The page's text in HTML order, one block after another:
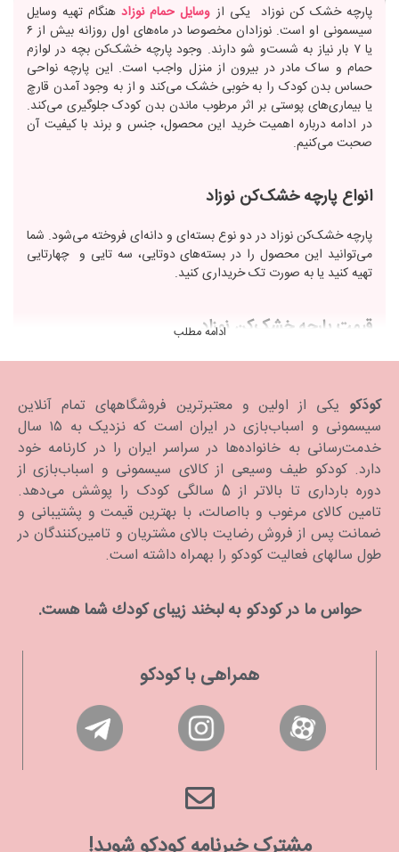
پارچه خشک کن نوزاد یکی از وسایل حمام نوزادهنگام تهیه وسایل
سیسمونی او است. نوزادان مخصوصا در ماه‌های اول روزانه بیش از ۶
یا ۷ بار نیاز به شست‌و شو دارند. وجود پارچه خشک‌کن بچه در لوازم
حمام و ساک مادر در بیرون از منزل واجب است. این پارچه نواحی
حساس بدن کودک را به خوبی خشک می‌کند و از به وجود آمدن قارچ
یا بیماری‌های پوستی بر اثر مرطوب ماندن بدن کودک جلوگیری می‌کند.
در ادامه درباره اهمیت خرید این محصول، جنس و برند با کیفیت آن
صحبت می‌کنیم.
انواع پارچه خشک‌کن نوزاد
پارچه خشک‌کن نوزاد در دو نوع بسته‌ای و دانه‌ای فروخته می‌شود. شما
می‌توانید این محصول را در بسته‌های دوتایی، سه تایی و چهارتایی
تهیه کنید یا به صورت تک خریداری کنید.
قیمت پارچه خشک‌کن نوزاد
قیمت پارچه خشک‌کن نوزاد بستگی به عواملی مانند برند تولید‌کننده،
دستمال‌خشک‌کن نوزاد به صورت پک و بسته‌ای یا تک هم بر قیمت آن
تاثیرگذار است. این محصول مکرر و بارها در هفته شسته می‌شود
بنابراین بهتر است برای خرید کیفیت و مقاومت بالای پارچه را حتما مد
نظر قرار دهید.
هنگام خرید پارچه خشک‌کن نوزاد موارد زیر را در نظر
بگیرید:
متوسط، بزرگ و حتی به صورت پارچه خشک‌کن نوزاد متری در بازار
موجود است.
پنبه ارگانیک برای راحتی بیشتر و سازگاری با محیط زیست تولید شود و
ادامه مطلب
کودَکو یکی از اولین و معتبرترین فروشگاههای تمام آنلاین
سیسمونی و اسباب‌بازی در ایران است که نزدیک به ۱۵ سال
خدمت‌رسانی به خانواده‌ها در سراسر ایران را در کارنامه خود
دارد. كودكو طیف وسیعی از کالای سیسمونی و اسباب‌بازی از
دوره بارداری تا بالاتر از 5 سالگی کودک را پوشش می‌دهد.
تامین کالای مرغوب و بااصالت، با بهترین قیمت و پشتیبانی و
ضمانت پس از فروش رضایت بالای مشتریان و تامین‌کنندگان در
طول سالهای فعالیت کودکو را بهمراه داشته است.
حواس ما در كودكو به لبخند زیبای كودك شما هست.
همراهی با کودکو